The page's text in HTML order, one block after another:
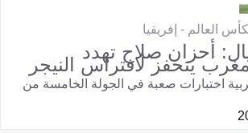
العالم - إفريقيا
أحزان صلاح تهدد
يتحفز لافتراس النيجر
اختبارات صعبة في الجولة الخامسة من